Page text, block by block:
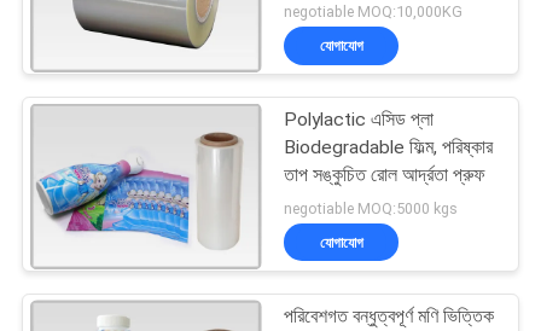
মান
যোগাযোগ
করুন
পিভিসি সঙ্কুচিত ফিল্ম
100
negotiable MOQ:10,000KG
যোগাযোগ
Polylactic এসিড প্লা
Biodegradable ফিল্ম, পরিষ্কার
তাপ সঙ্কুচিত রোল আর্দ্রতা প্রুফ
negotiable MOQ:5000 kgs
যোগাযোগ
পরিবেশগত বন্ধুত্বপূর্ণ মণি ভিত্তিক